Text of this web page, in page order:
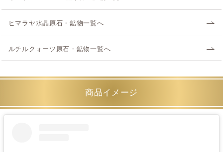
ヒマラヤ水晶原石・鉱物一覧へ
ルチルクォーツ原石・鉱物一覧へ
商品イメージ